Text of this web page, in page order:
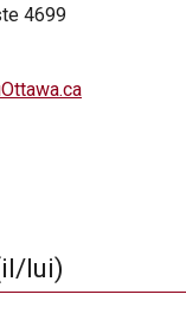
4699
lui)